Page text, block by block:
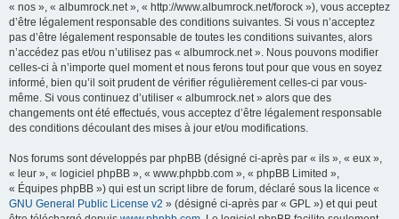
« nos », « albumrock.net », « http://www.albumrock.net/forock »), vous acceptez
d’être légalement responsable des conditions suivantes. Si vous n’acceptez
pas d’être légalement responsable de toutes les conditions suivantes, alors
n’accédez pas et/ou n’utilisez pas « albumrock.net ». Nous pouvons modifier
celles-ci à n’importe quel moment et nous ferons tout pour que vous en soyez
informé, bien qu’il soit prudent de vérifier régulièrement celles-ci par vous-
même. Si vous continuez d’utiliser « albumrock.net » alors que des
changements ont été effectués, vous acceptez d’être légalement responsable
des conditions découlant des mises à jour et/ou modifications.
Nos forums sont développés par phpBB (désigné ci-après par « ils », « eux »,
« leur », « logiciel phpBB », « www.phpbb.com », « phpBB Limited »,
« Équipes phpBB ») qui est un script libre de forum, déclaré sous la licence «
GNU General Public License v2 » (désigné ci-après par « GPL ») et qui peut